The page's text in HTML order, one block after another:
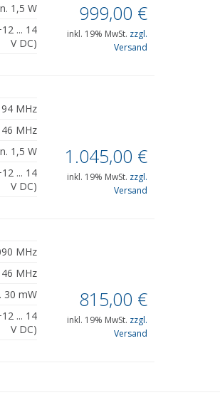
1,5 W
... 14
V DC)
999,00 €
inkl. 19% MwSt. zzgl.
Versand
MHz
MHz
1,5 W
... 14
V DC)
1.045,00 €
inkl. 19% MwSt. zzgl.
Versand
MHz
MHz
30 mW
... 14
V DC)
815,00 €
inkl. 19% MwSt. zzgl.
Versand